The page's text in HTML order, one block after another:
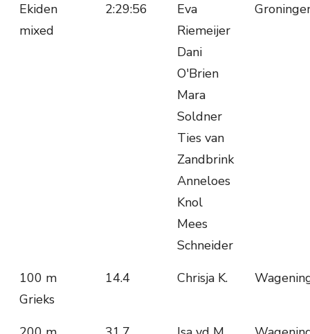
Ekiden
mixed
2:29:56
Eva
Riemeijer
Dani
O'Brien
Mara
Soldner
Ties van
Zandbrink
Anneloes
Knol
Mees
Schneider
100 m
Grieks
14.4 Chrisja K.